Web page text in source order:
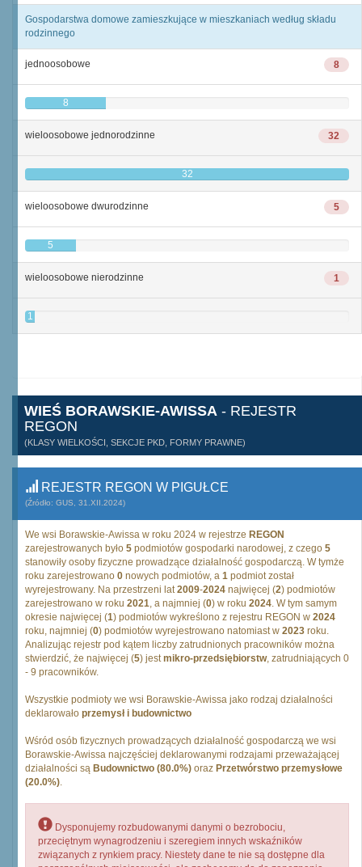
Gospodarstwa domowe zamieszkujące w mieszkaniach według składu
rodzinnego
8
jednoosobowe
8
32
wieloosobowe jednorodzinne
32
5
wieloosobowe dwurodzinne
5
1
wieloosobowe nierodzinne
1
WIEŚ BORAWSKIE-AWISSA - REJESTR
REGON
(KLASY WIELKOŚCI, SEKCJE PKD, FORMY PRAWNE)
REJESTR REGON W PIGUŁCE
(Źródło: GUS, 31.XII.2024)
We wsi Borawskie-Awissa w roku 2024 w rejestrze REGON
zarejestrowanych było 5 podmiotów gospodarki narodowej, z czego 5
stanowiły osoby fizyczne prowadzące działalność gospodarczą. W tymże
roku zarejestrowano 0 nowych podmiotów, a 1 podmiot został
wyrejestrowany. Na przestrzeni lat2009-2024 najwięcej (2) podmiotów
zarejestrowano w roku 2021, a najmniej (0) w roku 2024. W tym samym
okresie najwięcej (1) podmiotów wykreślono z rejestru REGON w 2024
roku, najmniej (0) podmiotów wyrejestrowano natomiast w 2023 roku.
Analizując rejestr pod kątem liczby zatrudnionych pracowników można
stwierdzić, że najwięcej (5) jestmikro-przedsiębiorstw, zatrudniających 0
- 9 pracowników.
Wszystkie podmioty we wsi Borawskie-Awissa jako rodzaj działalności
deklarowało przemysł i budownictwo
Wśród osób fizycznych prowadzących działalność gospodarczą we wsi
Borawskie-Awissa najczęściej deklarowanymi rodzajami przeważającej
działalności są Budownictwo (80.0%) oraz Przetwórstwo przemysłowe
(20.0%).
Dysponujemy rozbudowanymi danymi o bezrobociu,
przeciętnym wynagrodzeniu i szeregiem innych wskaźników
związanych z rynkiem pracy. Niestety dane te nie są dostępne dla